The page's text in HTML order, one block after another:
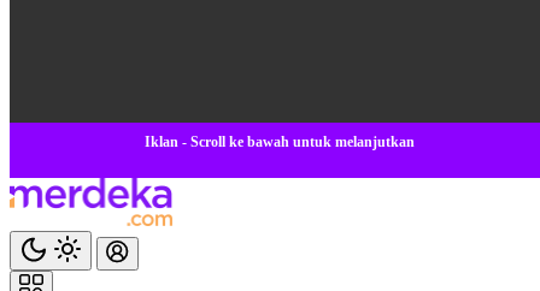
Iklan - Scroll ke bawah untuk melanjutkan